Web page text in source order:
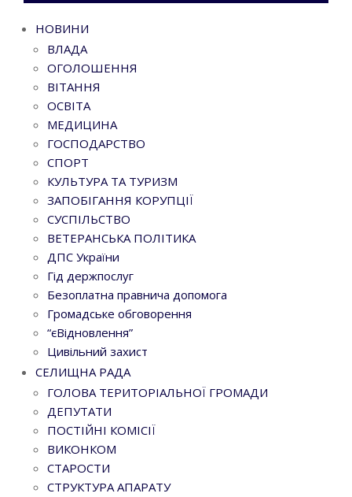
НОВИНИ
ВЛАДА
ОГОЛОШЕННЯ
ВІТАННЯ
ОСВІТА
МЕДИЦИНА
ГОСПОДАРСТВО
СПОРТ
КУЛЬТУРА ТА ТУРИЗМ
ЗАПОБІГАННЯ КОРУПЦІЇ
СУСПІЛЬСТВО
ВЕТЕРАНСЬКА ПОЛІТИКА
ДПС України
Гід держпослуг
Безоплатна правнича допомога
Громадське обговорення
“єВідновлення”
Цивільний захист
СЕЛИЩНА РАДА
ГОЛОВА ТЕРИТОРІАЛЬНОЇ ГРОМАДИ
ДЕПУТАТИ
ПОСТІЙНІ КОМІСІЇ
ВИКОНКОМ
СТАРОСТИ
СТРУКТУРА АПАРАТУ